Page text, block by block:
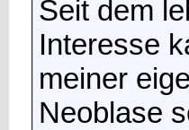
Seit dem
Interesse
meiner
Neoblase